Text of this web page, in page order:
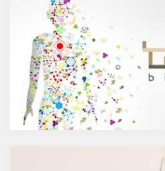
醸造酒と蒸留酒の違いとは？
主にお酒は製造方法によって醸
造酒と蒸留酒の2つと、香料や
糖分、果実などを加えた混成酒
に分けられます。醸造酒は、果
実や穀物のような糖分を含んだ
原料を酵母によりアルコール発
酵させて造られたもの。蒸留酒
は、この発酵された醸造酒をさ
らに蒸留して作られたものでス